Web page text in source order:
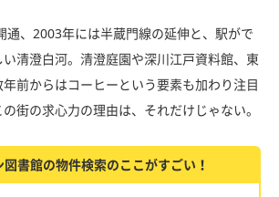
通、2003年には半蔵門線の延伸と、駅がで
清澄白河。清澄庭園や深川江戸資料館、東
前からはコーヒーという要素も加わり注目
街の求心力の理由は、それだけじゃない。
図書館の物件検索のここがすごい！